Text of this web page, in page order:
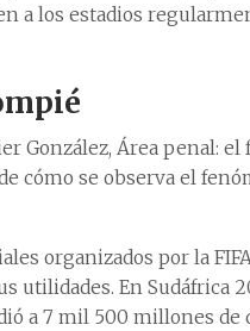
a los estadios
González, Área penal:
cómo se observa el
organizados por la
En Sudáfrica
a 7 mil 500 millones de